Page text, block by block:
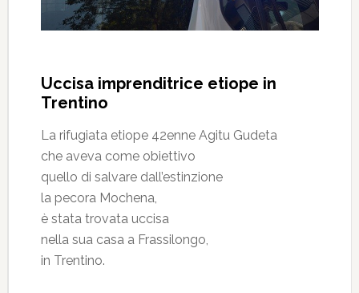
Uccisa imprenditrice etiope in
Trentino
La rifugiata etiope 42enne Agitu Gudeta
che aveva come obiettivo
quello di salvare dall’estinzione
la pecora Mochena,
è stata trovata uccisa
nella sua casa a Frassilongo,
in Trentino.